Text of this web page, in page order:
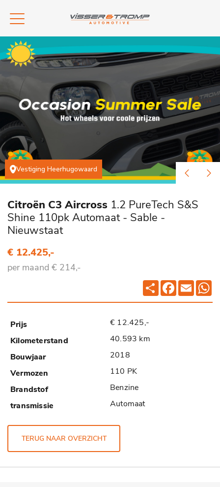
Vestiging Heerhugowaard
Citroën C3 Aircross 1.2 PureTech S&S
Shine 110pk Automaat - Sable -
Nieuwstaat
€ 12.425,-
per maand € 214,-
Deel Facebook
Email
€ 12.425,-
40.593 km
2018
110 PK
Benzine
Automaat
TERUG NAAR OVERZICHT